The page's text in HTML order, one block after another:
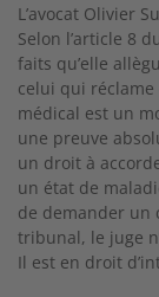
L’avocat Olivier
Selon l’article 8
faits qu’elle
celui qui réclame
médical est un
une preuve
un droit à
un état de
de demander un
tribunal, le juge
Il est en droit